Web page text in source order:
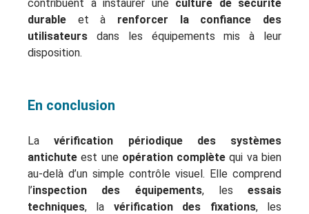
contribuent à instaurer une culture de sécurité
durable et à renforcer la confiance des
utilisateurs dans les équipements mis à leur
disposition.
En conclusion
Lavérification périodique des systèmes
antichute est une opération complète qui va bien
au-delà d’un simple contrôle visuel. Elle comprend
l’inspection des équipements, les essais
techniques, la vérification des fixations, les